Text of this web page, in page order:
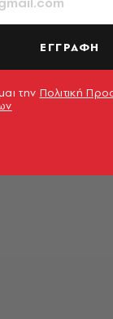
FASHION
Η Άνια Τέιλορ-
ambassador
Ευτέρπη
ΕΓΓΡΑΦΗ
την Πολιτική